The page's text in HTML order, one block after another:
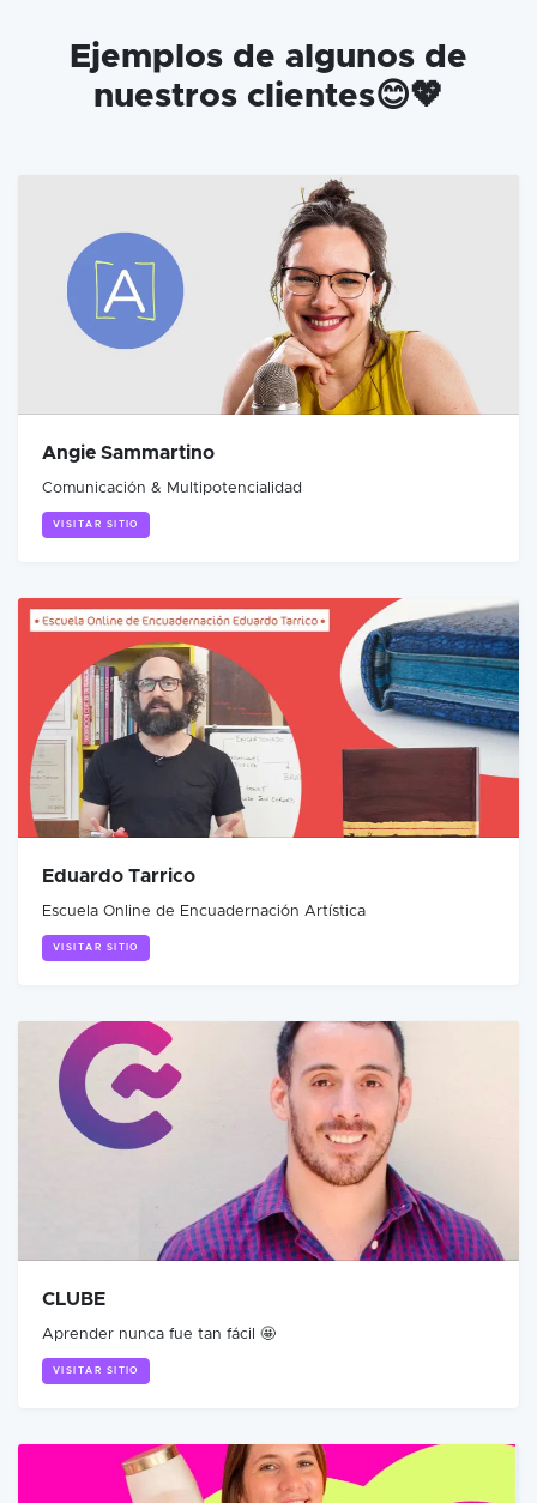
Ejemplos de algunos de
nuestros clientes😊💖
Angie Sammartino
Comunicación & Multipotencialidad
VISITAR SITIO
Eduardo Tarrico
Escuela Online de Encuadernación Artística
VISITAR SITIO
CLUBE
Aprender nunca fue tan fácil 🤩
VISITAR SITIO